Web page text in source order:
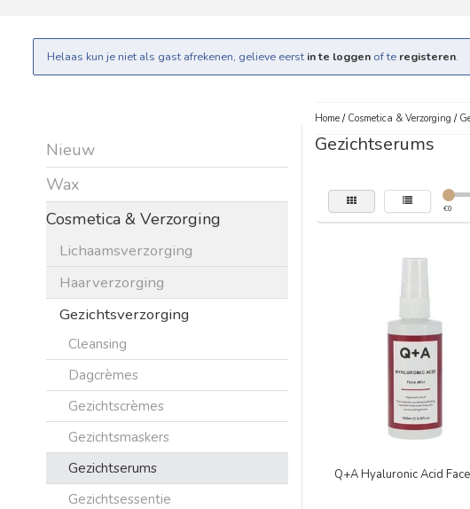
Helaas kun je niet als gast afrekenen, gelieve eerst in te loggen of te registeren.
Nieuw
Wax
Cosmetica & Verzorging
Lichaamsverzorging
Haarverzorging
Gezichtsverzorging
Cleansing
Dagcrèmes
Gezichtscrèmes
Gezichtsmaskers
Gezichtserums
Gezichtsessentie
Home/ Cosmetica & Verzorging /
Gezichtserums
€0
Q+A Hyaluronic Acid